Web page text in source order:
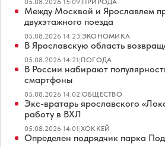
05.08.2026 15:09 ПРИРОДА
Между Москвой и Ярославлем
двухэтажного поезда
05.08.2026 14:23|ЭКОНОМИКА
В Ярославскую область
05.08.2026 14:21|ПОГОДА
В России набирают
смартфоны
05.08.2026 14:02|ОБЩЕСТВО
Экс-вратарь ярославского
работу в ВХЛ
05.08.2026 14:01|ХОККЕЙ
Определен подрядчик парка